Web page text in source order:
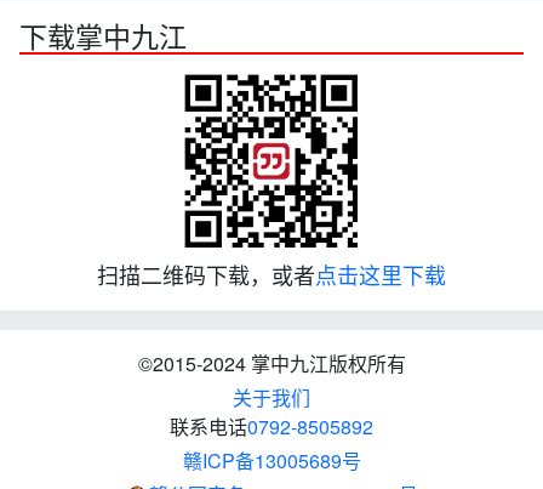
下载掌中九江
扫描二维码下载，或者点击这里下载
©2015-2024 掌中九江版权所有
关于我们
联系电话0792-8505892
赣ICP备13005689号